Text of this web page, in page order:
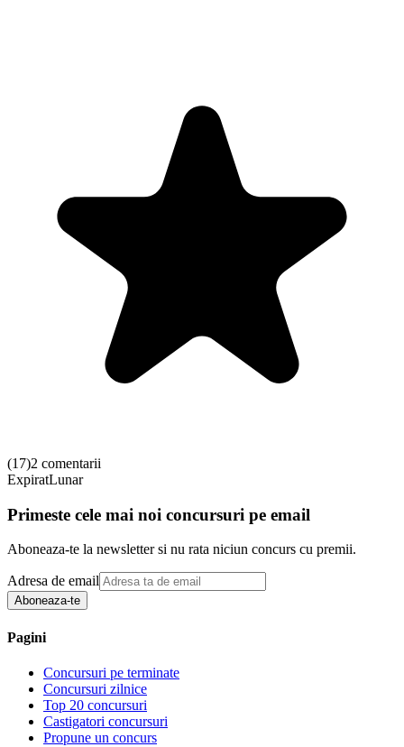
(17)2 comentarii
ExpiratLunar
Primeste cele mai noi concursuri pe email
Aboneaza-te la newsletter si nu rata niciun concurs cu premii.
Adresa de email
Aboneaza-te
Pagini
Concursuri pe terminate
Concursuri zilnice
Top 20 concursuri
Castigatori concursuri
Propune un concurs